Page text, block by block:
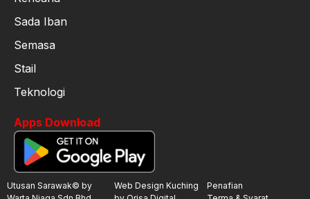
Sada Iban
Semasa
Stail
Teknologi
Apps Download
Utusan Sarawak© by
Web Design Kuching
Penafian